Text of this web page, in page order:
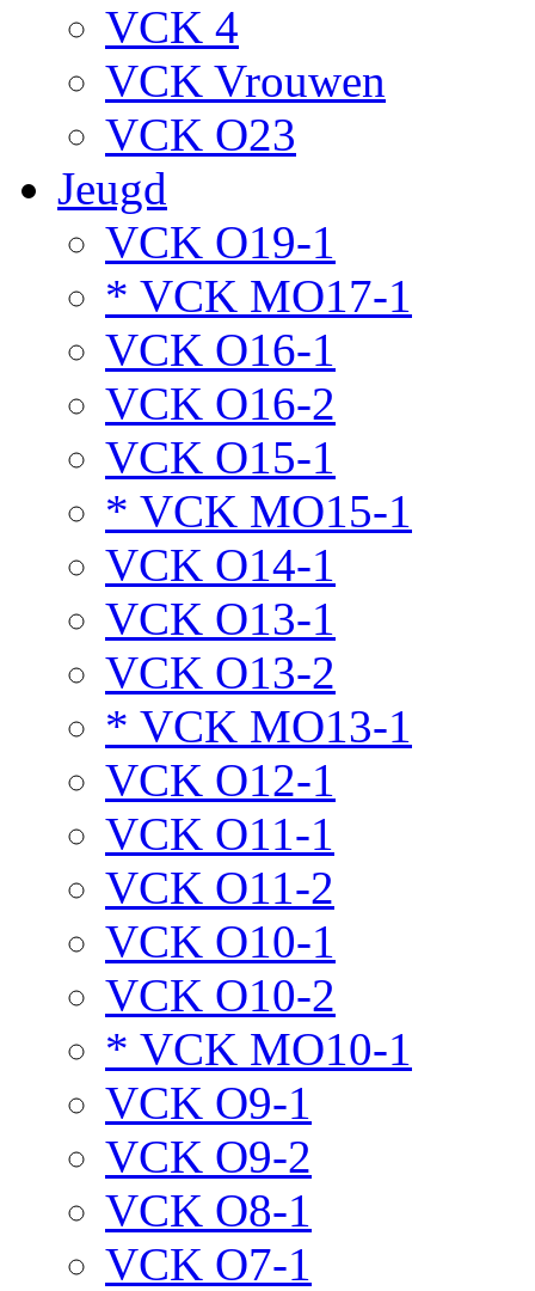
VCK 4
VCK Vrouwen
VCK O23
Jeugd
VCK O19-1
* VCK MO17-1
VCK O16-1
VCK O16-2
VCK O15-1
* VCK MO15-1
VCK O14-1
VCK O13-1
VCK O13-2
* VCK MO13-1
VCK O12-1
VCK O11-1
VCK O11-2
VCK O10-1
VCK O10-2
* VCK MO10-1
VCK O9-1
VCK O9-2
VCK O8-1
VCK O7-1